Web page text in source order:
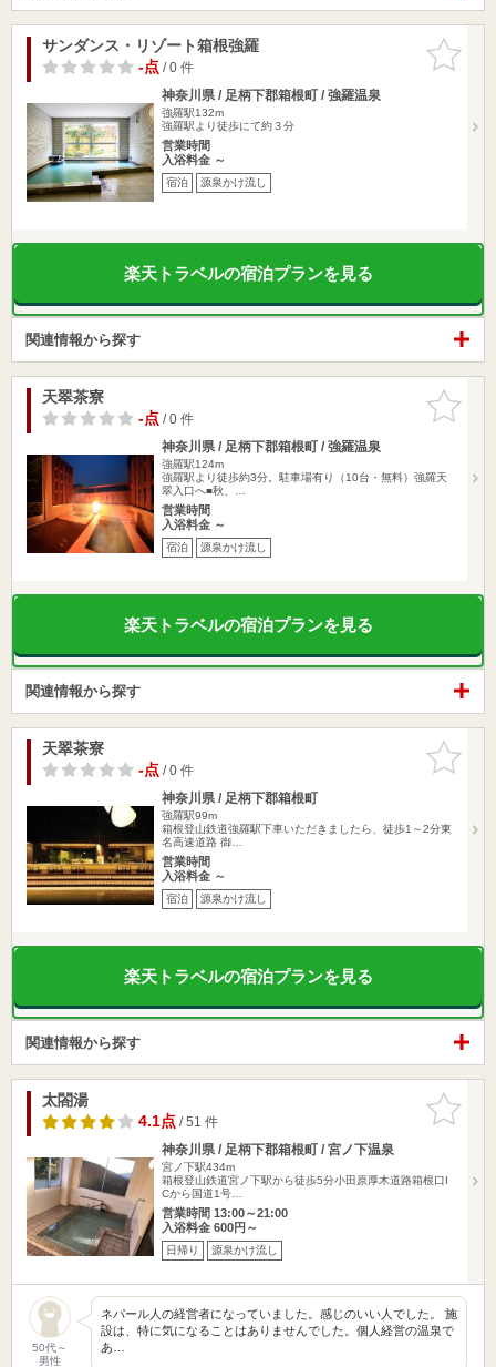
お気に入
りに追加
サンダンス・リゾート箱根強羅
-点/ 0 件
神奈川県 / 足柄下郡箱根町 / 強羅温泉
強羅駅132m
強羅駅より徒歩にて約３分
営業時間
入浴料金 ～
宿泊 源泉かけ流し
楽天トラベルの宿泊プランを見る
関連情報から探す
お気に入
りに追加
天翠茶寮
-点/ 0 件
神奈川県 / 足柄下郡箱根町 / 強羅温泉
強羅駅124m
強羅駅より徒歩約3分。駐車場有り（10台・無料）強羅天
翠入口へ■秋、…
営業時間
入浴料金 ～
宿泊 源泉かけ流し
楽天トラベルの宿泊プランを見る
関連情報から探す
お気に入
りに追加
天翠茶寮
-点/ 0 件
神奈川県 / 足柄下郡箱根町
強羅駅99m
箱根登山鉄道強羅駅下車いただきましたら、徒歩1～2分東
名高速道路 御…
営業時間
入浴料金 ～
宿泊 源泉かけ流し
楽天トラベルの宿泊プランを見る
関連情報から探す
お気に入
りに追加
太閤湯
4.1点/ 51 件
神奈川県 / 足柄下郡箱根町 / 宮ノ下温泉
宮ノ下駅434m
箱根登山鉄道宮ノ下駅から徒歩5分小田原厚木道路箱根口I
Cから国道1号…
営業時間 13:00～21:00
入浴料金 600円～
日帰り 源泉かけ流し
50代～
男性
ネパール人の経営者になっていました。感じのいい人でした。 施
設は、特に気になることはありませんでした。個人経営の温泉で
あ…